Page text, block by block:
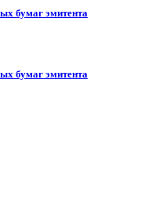
бумаг эмитента
бумаг эмитента